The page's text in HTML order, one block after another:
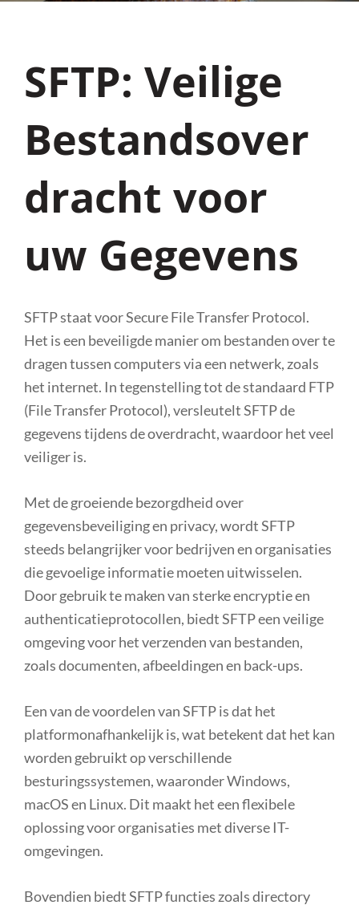
SFTP: Veilige
Bestandsover
dracht voor
uw Gegevens
SFTP staat voor Secure File Transfer Protocol.
Het is een beveiligde manier om bestanden over te
dragen tussen computers via een netwerk, zoals
het internet. In tegenstelling tot de standaard FTP
(File Transfer Protocol), versleutelt SFTP de
gegevens tijdens de overdracht, waardoor het veel
veiliger is.
Met de groeiende bezorgdheid over
gegevensbeveiliging en privacy, wordt SFTP
steeds belangrijker voor bedrijven en organisaties
die gevoelige informatie moeten uitwisselen.
Door gebruik te maken van sterke encryptie en
authenticatieprotocollen, biedt SFTP een veilige
omgeving voor het verzenden van bestanden,
zoals documenten, afbeeldingen en back-ups.
Een van de voordelen van SFTP is dat het
platformonafhankelijk is, wat betekent dat het kan
worden gebruikt op verschillende
besturingssystemen, waaronder Windows,
macOS en Linux. Dit maakt het een flexibele
oplossing voor organisaties met diverse IT-
omgevingen.
Bovendien biedt SFTP functies zoals directory